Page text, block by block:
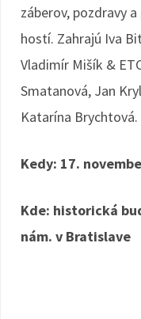
záberov, pozdravy
hostí. Zahrajú Iva
Vladimír Mišík &
Smatanová, Jan
Katarína Brychtová.
Kedy: 17.
Kde: historická
nám. v Bratislave